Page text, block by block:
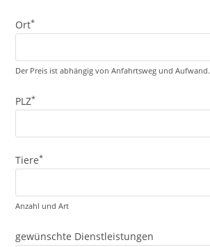
Ort*
Der Preis ist abhängig von Anfahrtsweg und Aufwand.
PLZ*
Tiere*
Anzahl und Art
gewünschte Dienstleistungen